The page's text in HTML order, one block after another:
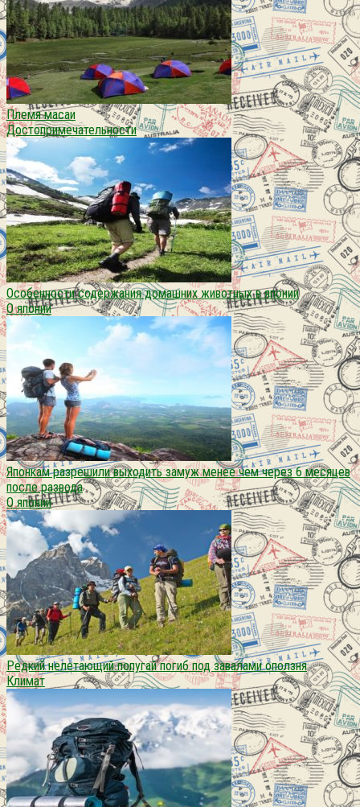
Племя масаи
Достопримечательности
Особенности содержания домашних животных в японии
О японии
Японкам разрешили выходить замуж менее чем через 6 месяцев
после развода
О японии
Редкий нелетающий попугай погиб под завалами оползня
Климат